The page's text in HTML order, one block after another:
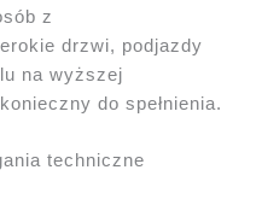
z
drzwi, podjazdy
na wyższej
do spełnienia.
techniczne